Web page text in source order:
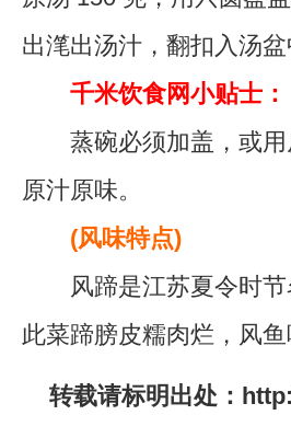
出滗出汤汁，翻扣入汤
千米饮食网小贴士：
蒸碗必须加盖，或用
原汁原味。
(风味特点)
风蹄是江苏夏令时节
此菜蹄膀皮糯肉烂，风
转载请标明出处：